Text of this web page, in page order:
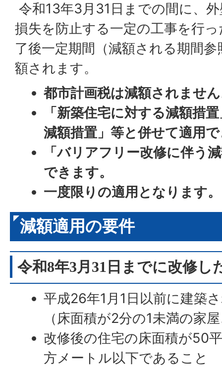
令和13年3月31日までの間に、
損失を防止する一定の工事を行
了後一定期間（減額される期間
額されます。
都市計画税は減額されませ
「新築住宅に対する減額措
減額措置」等と併せて適用
「バリアフリー改修に伴う
できます。
一度限りの適用となります。
減額適用の要件
令和8年3月31日までに改修し
平成26年1月1日以前に建築
（床面積が2分の1未満の家
改修後の住宅の床面積が50
方メートル以下であること